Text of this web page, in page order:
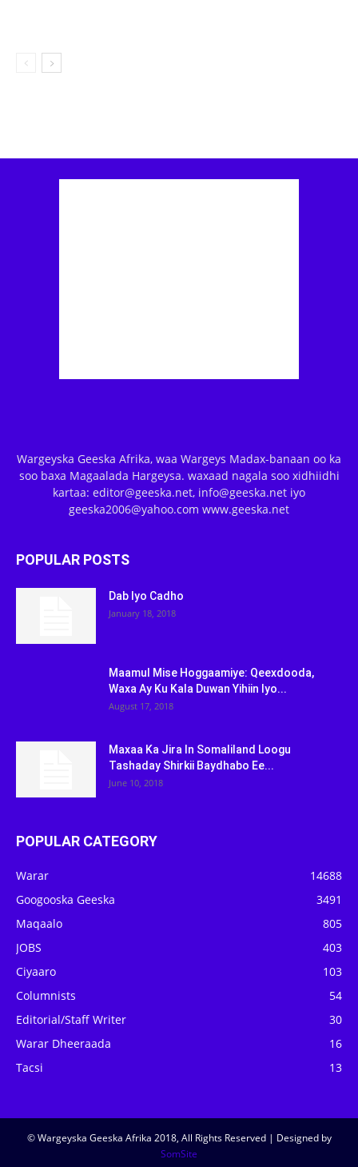
Wargeyska Geeska Afrika, waa Wargeys Madax-banaan oo ka
soo baxa Magaalada Hargeysa. waxaad nagala soo xidhiidhi
kartaa: editor@geeska.net, info@geeska.net iyo
geeska2006@yahoo.com www.geeska.net
POPULAR POSTS
Dab Iyo Cadho
January 18, 2018
Maamul Mise Hoggaamiye: Qeexdooda,
Waxa Ay Ku Kala Duwan Yihiin Iyo...
August 17, 2018
Maxaa Ka Jira In Somaliland Loogu
Tashaday Shirkii Baydhabo Ee...
June 10, 2018
POPULAR CATEGORY
Warar
14688
Googooska Geeska
3491
Maqaalo
805
JOBS
403
Ciyaaro
103
Columnists
54
Editorial/Staff Writer
30
Warar Dheeraada
16
Tacsi
13
© Wargeyska Geeska Afrika 2018, All Rights Reserved | Designed by
SomSite